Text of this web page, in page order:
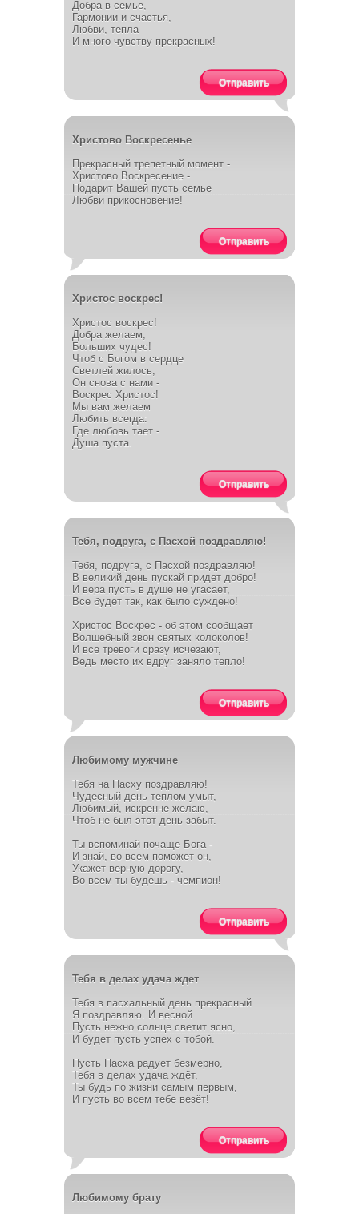
Добра в семье,
Гармонии и счастья,
Любви, тепла
И много чувству прекрасных!
Отправить
Христово Воскресенье
Прекрасный трепетный момент -
Христово Воскресение -
Подарит Вашей пусть семье
Любви прикосновение!
Отправить
Христос воскрес!
Христос воскрес!
Добра желаем,
Больших чудес!
Чтоб с Богом в сердце
Светлей жилось,
Он снова с нами -
Воскрес Христос!
Мы вам желаем
Любить всегда:
Где любовь тает -
Душа пуста.
Отправить
Тебя, подруга, с Пасхой поздравляю!
Тебя, подруга, с Пасхой поздравляю!
В великий день пускай придет добро!
И вера пусть в душе не угасает,
Все будет так, как было суждено!
Христос Воскрес - об этом сообщает
Волшебный звон святых колоколов!
И все тревоги сразу исчезают,
Ведь место их вдруг заняло тепло!
Отправить
Любимому мужчине
Тебя на Пасху поздравляю!
Чудесный день теплом умыт,
Любимый, искренне желаю,
Чтоб не был этот день забыт.
Ты вспоминай почаще Бога -
И знай, во всем поможет он,
Укажет верную дорогу,
Во всем ты будешь - чемпион!
Отправить
Тебя в делах удача ждет
Тебя в пасхальный день прекрасный
Я поздравляю. И весной
Пусть нежно солнце светит ясно,
И будет пусть успех с тобой.
Пусть Пасха радует безмерно,
Тебя в делах удача ждёт,
Ты будь по жизни самым первым,
И пусть во всем тебе везёт!
Отправить
Любимому брату